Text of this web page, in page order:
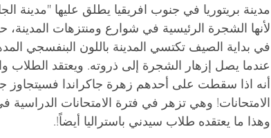
مدينة بريتوريا في جنوب افريقيا يطلق عليها "مدينة
لأنها الشجرة الرئيسية في شوارع ومنتزهات المدينة،
في بداية الصيف تكتسي المدينة باللون البنفسجي
عندما يصل إزهار الشجرة إلى ذروته. ويعتقد الطلاب
أنه اذا سقطت على أحدهم زهرة جاكراندا فسيتجاوز
الامتحانات! وهي تزهر في فترة الامتحانات الدراسية في
وهذا ما يعتقده طلاب سيدني باستراليا أيضاً!.